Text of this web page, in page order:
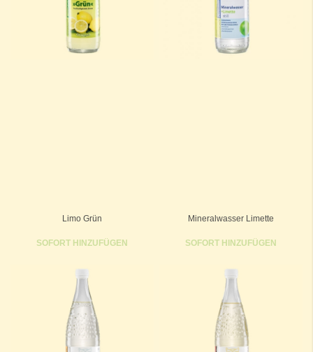
Limo Grün
SOFORT HINZUFÜGEN
Mineralwasser Limette
SOFORT HINZUFÜGEN